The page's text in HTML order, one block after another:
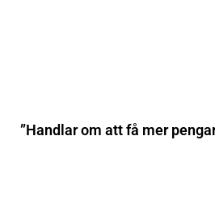
”Handlar om att få mer